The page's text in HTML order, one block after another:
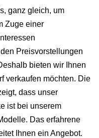
ganz gleich, um
Zuge einer
Preisvorstellungen
bieten wir Ihnen
verkaufen möchten. Die
dass unser
ist bei unserem
Das erfahrene
Ihnen ein Angebot.